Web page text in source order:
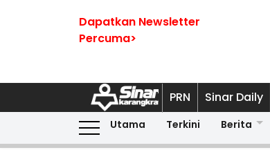
Dapatkan Newsletter
Percuma>
PRN Sinar Daily
Utama Terkini Berita